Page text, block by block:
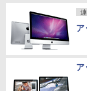
ア
ア